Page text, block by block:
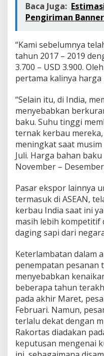
Baca Juga:
Pengiriman
“Kami sebelumnya
tahun 2017 – 2019
3.700 – USD 3.900.
pertama kalinya harga
“Selain itu, di India,
menyebabkan
baku. Suhu tinggi
ternak kerbau
meningkat saat
Juli. Harga bahan
November –
Pasar ekspor lainnya
termasuk di ASEAN,
kerbau India saat ini
masih lebih kompetitif
daging sapi dari
Keterlambatan dalam
penempatan pesanan
menyebabkan
beberapa tahun
pada akhir Maret,
Februari. Namun,
terlalu dekat dengan
Rakortas diadakan
keputusan mengenai